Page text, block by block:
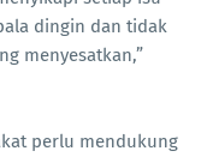
dingin dan tidak
menyesatkan,”
perlu mendukung